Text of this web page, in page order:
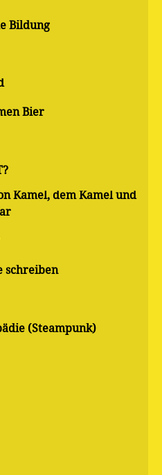
Bildung
Bier
Kamel, dem Kamel und
schreiben
(Steampunk)